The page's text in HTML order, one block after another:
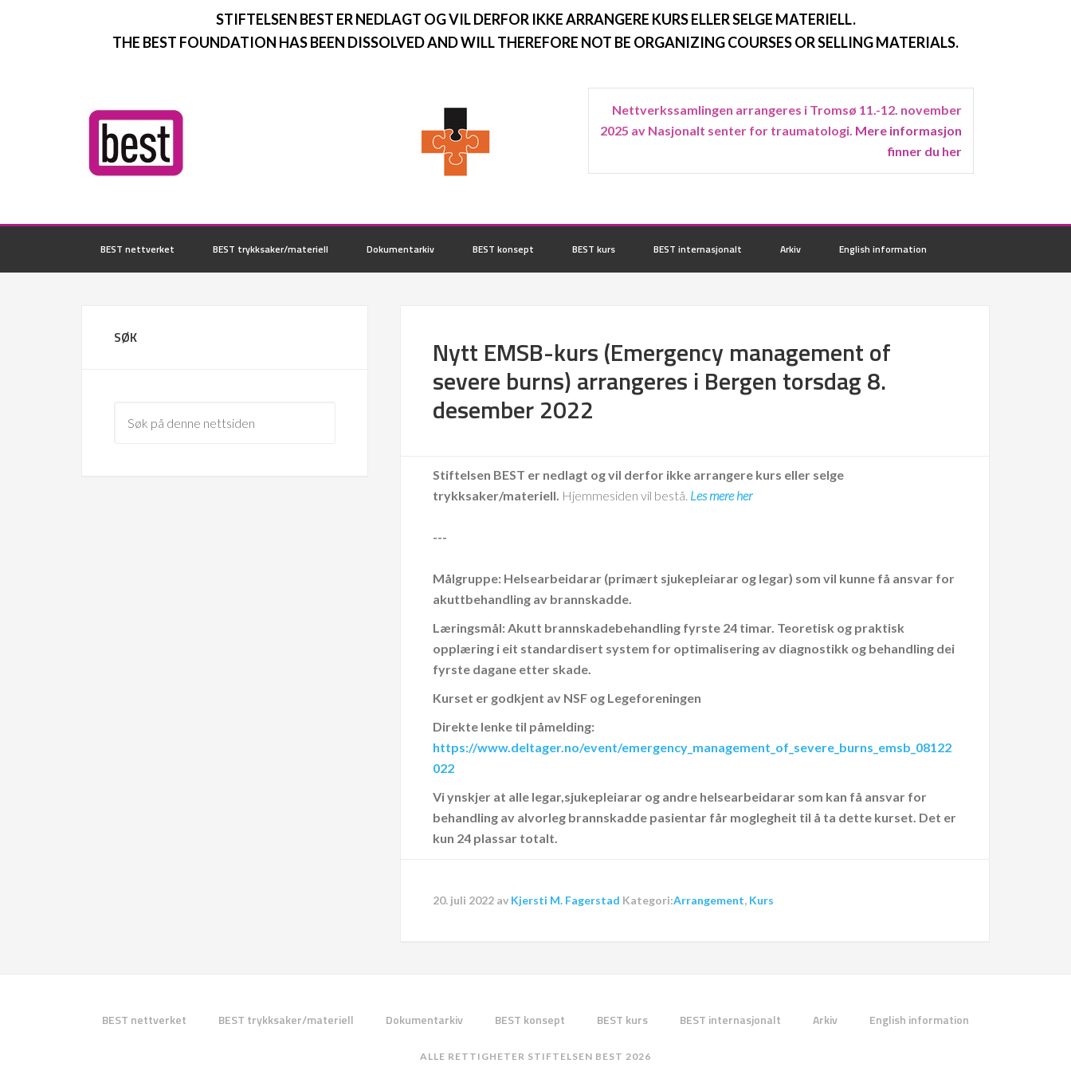
STIFTELSEN BEST ER NEDLAGT OG VIL DERFOR IKKE ARRANGERE KURS ELLER SELGE MATERIELL.
THE BEST FOUNDATION HAS BEEN DISSOLVED AND WILL THEREFORE NOT BE ORGANIZING COURSES OR SELLING MATERIALS.
Nettverkssamlingen arrangeres i Tromsø 11.-12. november
2025 av Nasjonalt senter for traumatologi. Mere informasjon
finner du her
BEST nettverket BEST trykksaker/materiell Dokumentarkiv BEST konsept BEST kurs BEST internasjonalt Arkiv English information
Nytt EMSB-kurs (Emergency management of
severe burns) arrangeres i Bergen torsdag 8.
desember 2022
Stiftelsen BEST er nedlagt og vil derfor ikke arrangere kurs eller selge
trykksaker/materiell. Hjemmesiden vil bestå. Les mere her
---
Målgruppe: Helsearbeidarar (primært sjukepleiarar og legar) som vil kunne få ansvar for
akuttbehandling av brannskadde.
Læringsmål: Akutt brannskadebehandling fyrste 24 timar. Teoretisk og praktisk
opplæring i eit standardisert system for optimalisering av diagnostikk og behandling dei
fyrste dagane etter skade.
Kurset er godkjent av NSF og Legeforeningen
Direkte lenke til påmelding:
https://www.deltager.no/event/emergency_management_of_severe_burns_emsb_08122
022
Vi ynskjer at alle legar,sjukepleiarar og andre helsearbeidarar som kan få ansvar for
behandling av alvorleg brannskadde pasientar får moglegheit til å ta dette kurset. Det er
kun 24 plassar totalt.
20. juli 2022 av Kjersti M. Fagerstad Kategori:Arrangement, Kurs
SØK
BEST nettverket BEST trykksaker/materiell Dokumentarkiv BEST konsept BEST kurs BEST internasjonalt Arkiv English information
ALLE RETTIGHETER STIFTELSEN BEST 2026